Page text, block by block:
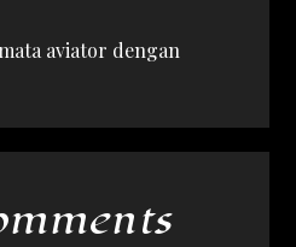
aviator dengan